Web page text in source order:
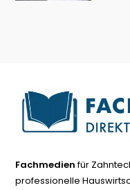
Fachmedienfür
professionelle